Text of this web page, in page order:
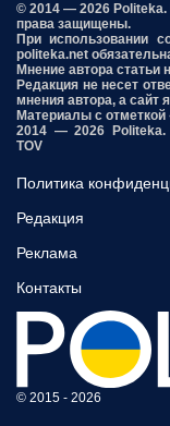
© 2014 — 2026
права защищены.
При использовании
politeka.net
Мнение автора статьи
Редакция не несет
мнения автора, а сайт
Материалы с
2014 — 2026 Politeka.
TOV
Политика
Редакция
Реклама
Контакты
© 2015 - 2026